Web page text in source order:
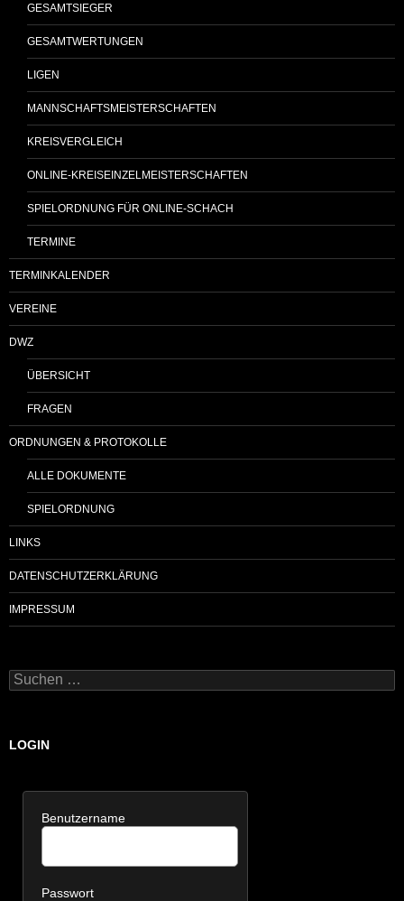
GESAMTSIEGER
GESAMTWERTUNGEN
LIGEN
MANNSCHAFTSMEISTERSCHAFTEN
KREISVERGLEICH
ONLINE-KREISEINZELMEISTERSCHAFTEN
SPIELORDNUNG FÜR ONLINE-SCHACH
TERMINE
TERMINKALENDER
VEREINE
DWZ
ÜBERSICHT
FRAGEN
ORDNUNGEN & PROTOKOLLE
ALLE DOKUMENTE
SPIELORDNUNG
LINKS
DATENSCHUTZERKLÄRUNG
IMPRESSUM
Suchen
nach:
LOGIN
Benutzername
Passwort